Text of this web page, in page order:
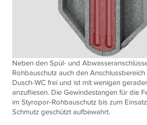
Neben den Spül- und
Rohbauschutz auch den
Dusch-WC frei und ist mit wenigen
anzufliesen. Die Gewindestangen für die
im Styropor-Rohbauschutz bis zum
Schmutz geschützt aufbewahrt.